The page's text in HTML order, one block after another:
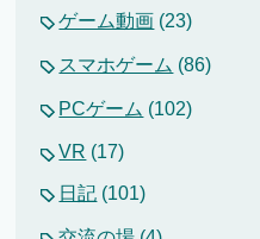
ゲーム動画 (23)
スマホゲーム (86)
PCゲーム (102)
VR (17)
日記 (101)